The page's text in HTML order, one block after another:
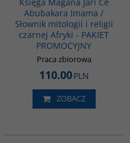
Abubakara Imama /
Słownik mitologii i religii
czarnej Afryki - PAKIET
PROMOCYJNY
Praca zbiorowa
110.00PLN
ZOBACZ